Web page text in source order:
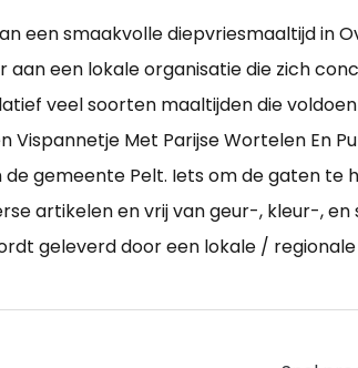
een smaakvolle diepvriesmaaltijd in
aan een lokale organisatie die zich
veel soorten maaltijden die
Vispannetje Met Parijse Wortelen En
gemeente Pelt. Iets om de gaten te
artikelen en vrij van geur-, kleur-,
geleverd door een lokale /